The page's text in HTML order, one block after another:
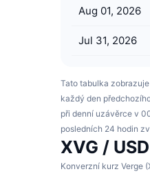
Aug 01, 2026
Jul 31, 2026
Tato tabulka
každý den
při denní uzávěrce v
posledních 24 hodin
XVG /
Konverzní kurz Verge